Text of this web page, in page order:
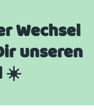
Wechsel
unseren
☀️